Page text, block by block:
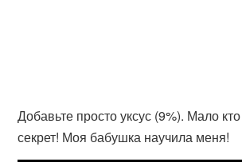
Добавьте просто уксус (9%). Мало кто
секрет! Моя бабушка научила меня!